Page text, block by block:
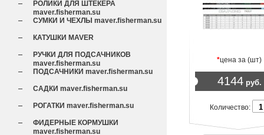
*цена за (шт)
4144руб.
Количество:
РОЛИКИ ДЛЯ ШТЕКЕРА
СУМКИ И ЧЕХЛЫ maver.fisherman.su
КАТУШКИ МAVER
РУЧКИ ДЛЯ ПОДСАЧНИКОВ
ПОДСАЧНИКИ maver.fisherman.su
САДКИ maver.fisherman.su
РОГАТКИ maver.fisherman.su
ФИДЕРНЫЕ КОРМУШКИ